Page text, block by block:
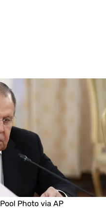
Photo via AP